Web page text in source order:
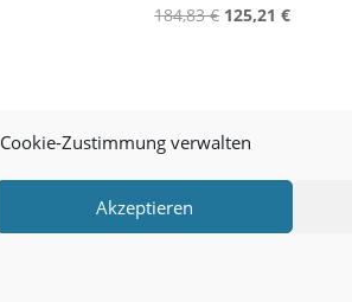
Cookie-Zustimmung verwalten
Akzeptieren
184,83€ Ursprünglicher
125,21€Aktueller